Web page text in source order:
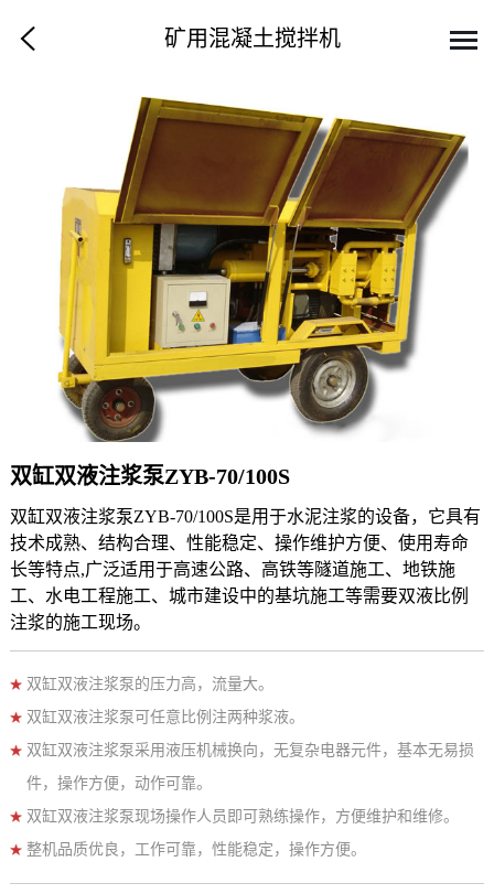
矿用混凝土搅拌机
双缸双液注浆泵ZYB-70/100S
双缸双液注浆泵ZYB-70/100S是用于水泥注浆的设备，它具有
技术成熟、结构合理、性能稳定、操作维护方便、使用寿命
长等特点,广泛适用于高速公路、高铁等隧道施工、地铁施
工、水电工程施工、城市建设中的基坑施工等需要双液比例
注浆的施工现场。
双缸双液注浆泵的压力高，流量大。
双缸双液注浆泵可任意比例注两种浆液。
双缸双液注浆泵采用液压机械换向，无复杂电器元件，基本无易损
件，操作方便，动作可靠。
双缸双液注浆泵现场操作人员即可熟练操作，方便维护和维修。
整机品质优良，工作可靠，性能稳定，操作方便。